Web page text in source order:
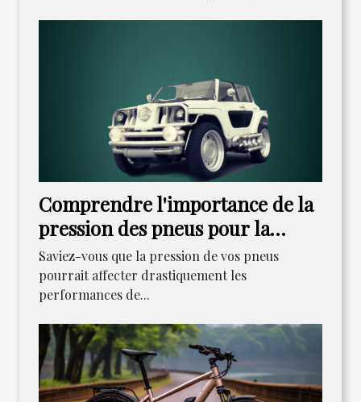
Comprendre l'importance de la
pression des pneus pour la
performance de votre Kawasaki
ER6N
Saviez-vous que la pression de vos pneus
pourrait affecter drastiquement les
performances de...